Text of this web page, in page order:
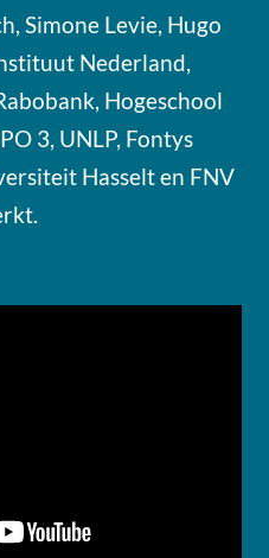
Simone Levie, Hugo
Nederland,
Hogeschool
3, UNLP, Fontys
Hasselt en FNV